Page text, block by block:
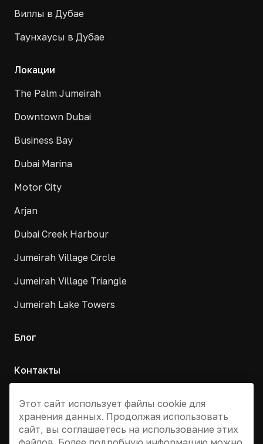
Виллы в Дубае
Таунхаусы в Дубае
Локации
The Palm Jumeirah
Downtown Dubai
Business Bay
Dubai Marina
Motor City
Arjan
Dubai Creek Harbour
Jumeirah Village Circle
Jumeirah Village Triangle
Jumeirah Lake Towers
Блог
Контакты
+7 495 955 13 12
info@dvizhdubai.ru
Этот сайт использует файлы cookie для
хранения данных. Продолжая использовать
сайт, вы соглашаетесь на использование этих